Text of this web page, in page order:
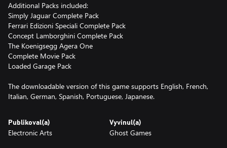
Additional Packs included:
Simply Jaguar Complete Pack
Ferrari Edizioni Speciali Complete Pack
Concept Lamborghini Complete Pack
The Koenigsegg Agera One
Complete Movie Pack
Loaded Garage Pack
The downloadable version of this game supports English, French,
Italian, German, Spanish, Portuguese, Japanese.
Publikoval(a)
Electronic Arts
Vyvinul(a)
Ghost Games